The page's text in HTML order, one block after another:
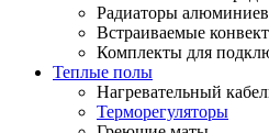
Радиаторы
Встраиваемые
Комплекты для
Теплые полы
Нагревательный
Терморегуляторы